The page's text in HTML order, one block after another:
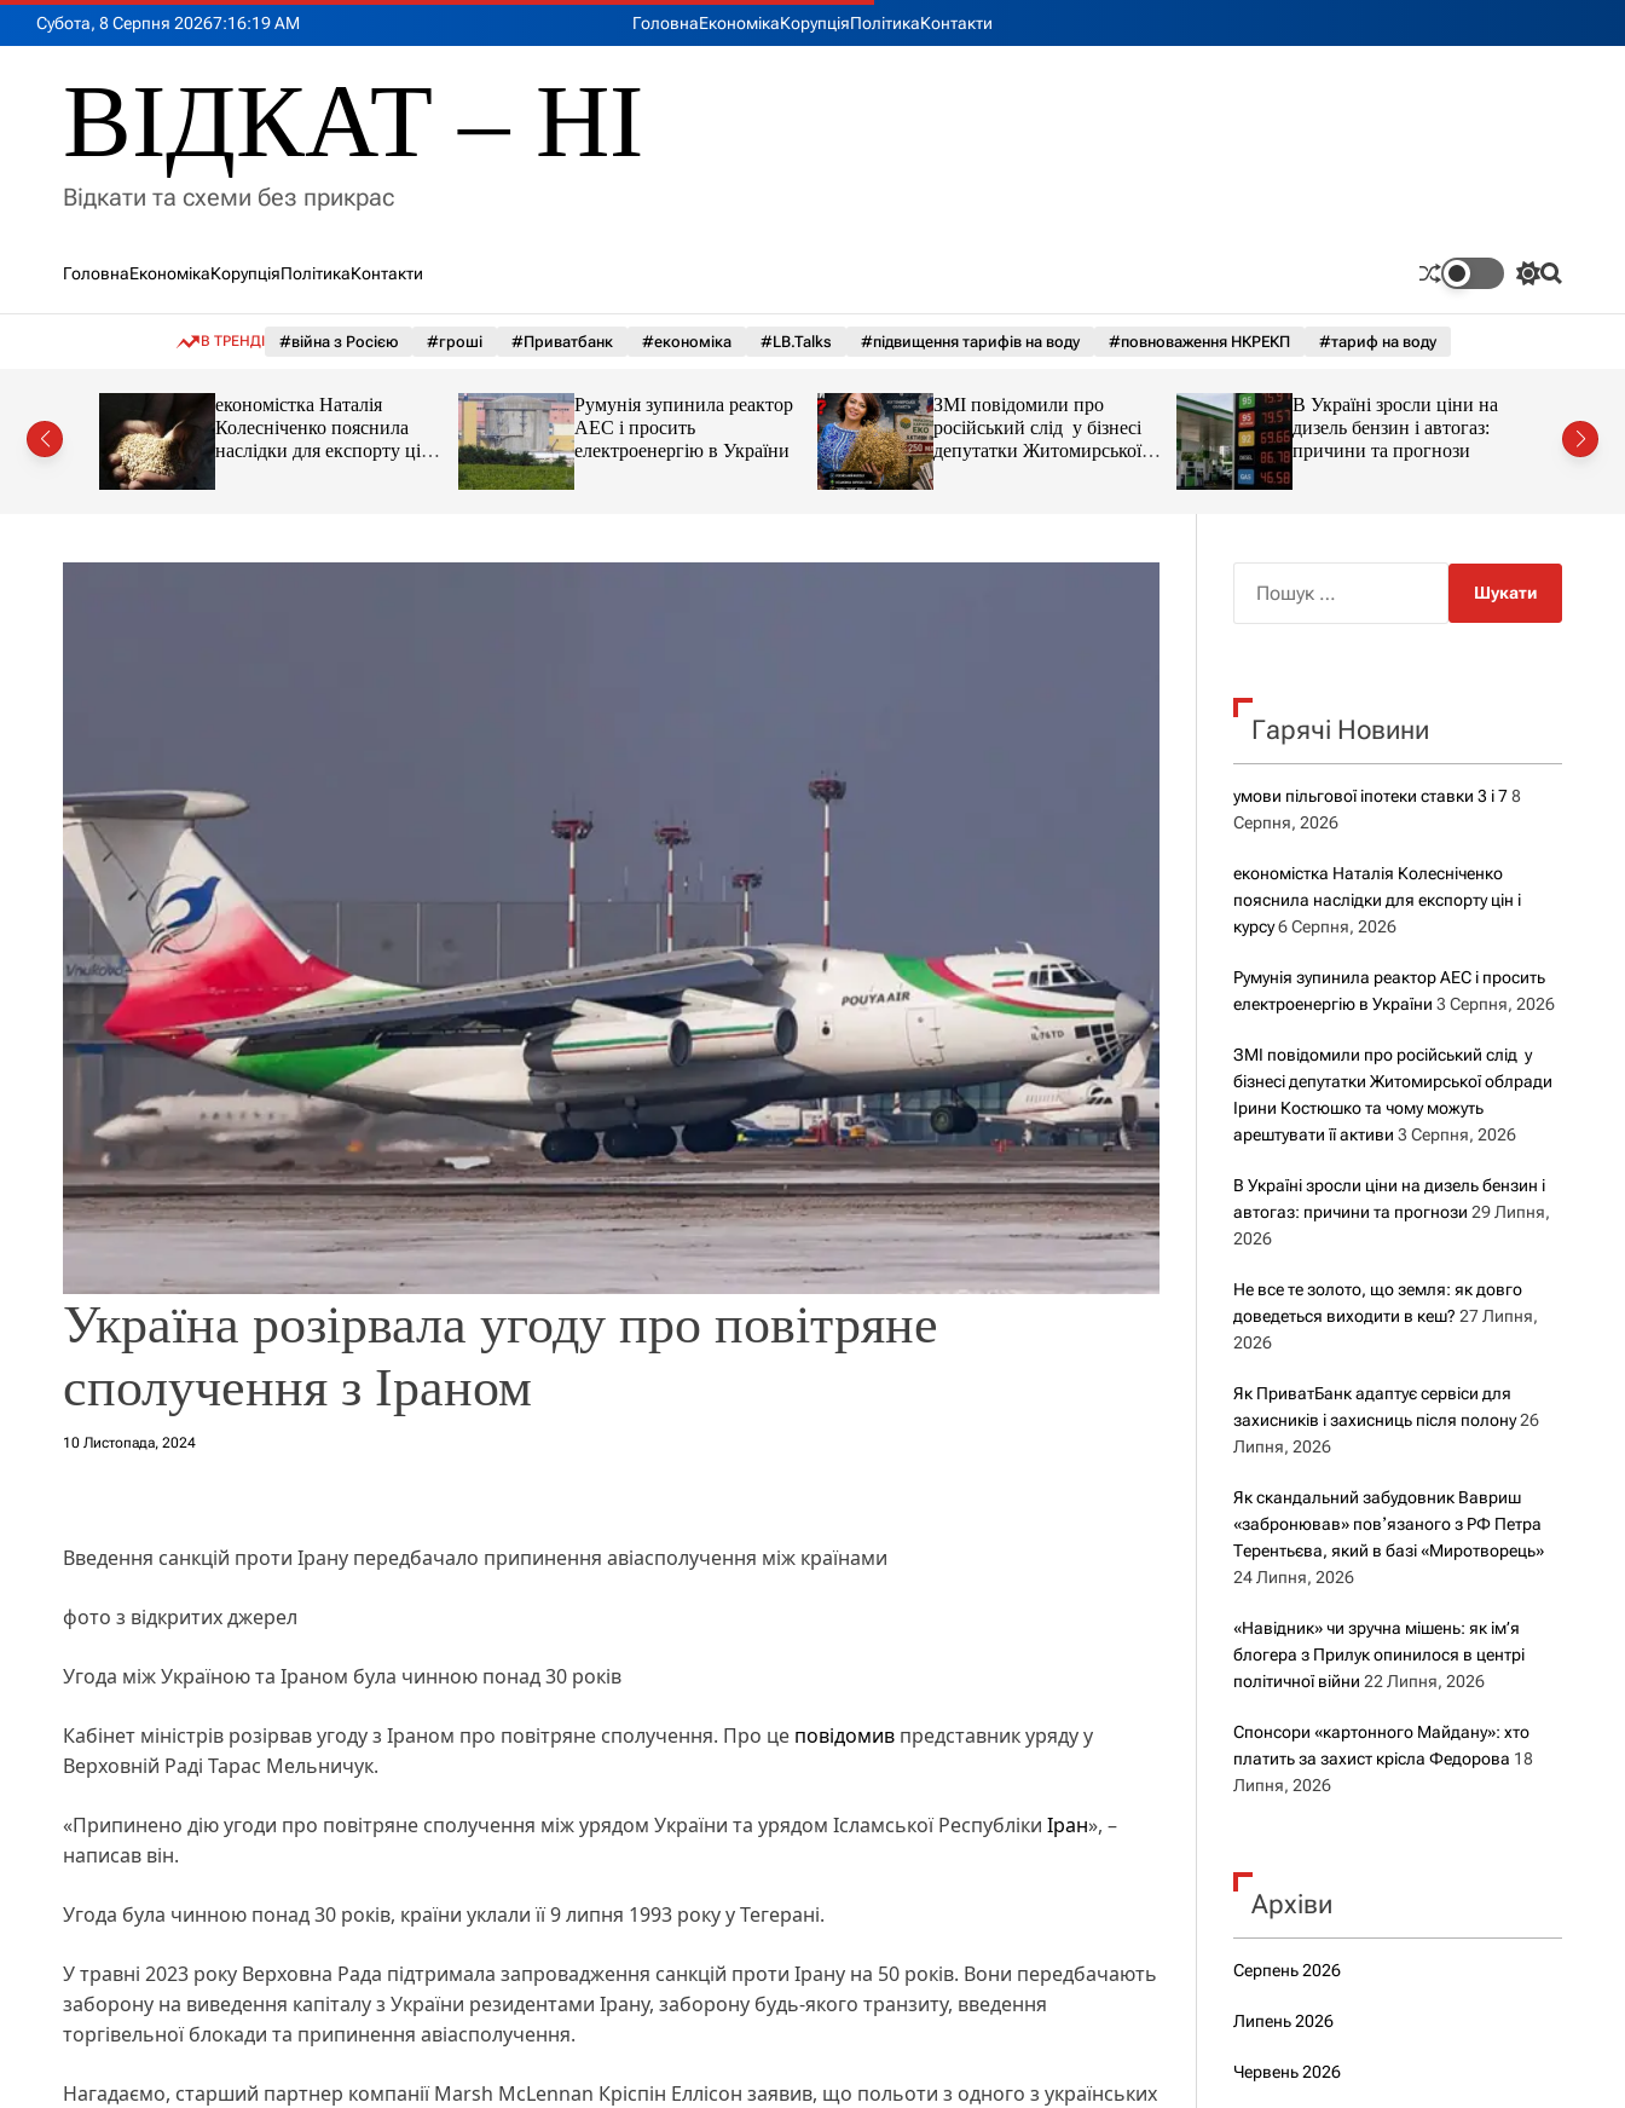
Субота, 8 Серпня 20267:16:20AM ГоловнаЕкономікаКорупціяПолітикаКонтакти
ВІДКАТ – НІ
Відкати та схеми без прикрас
ГоловнаЕкономікаКорупціяПолітикаКонтакти
П
к
р
о
у
П
В ТРЕНДІ #війна з Росією #гроші #Приватбанк #економіка #LB.Talks #підвищення тарифів на воду #повноваження НКРЕКП #тариф на воду
економістка Наталія
Колесніченко пояснила
наслідки для експорту цін і
Румунія зупинила реактор
АЕС і просить
електроенергію в України
ЗМІ повідомили про
російський слід у бізнесі
депутатки Житомирської
облради Ірини Костюшко
та чому можуть арештувати
В Україні зросли ціни на
дизель бензин і автогаз:
причини та прогнози
Україна розірвала угоду про повітряне
сполучення з Іраном
10 Листопада, 2024
Введення санкцій проти Ірану передбачало припинення авіасполучення між країнами
фото з відкритих джерел
Угода між Україною та Іраном була чинною понад 30 років
Кабінет міністрів розірвав угоду з Іраном про повітряне сполучення. Про це повідомив представник уряду у
Верховній Раді Тарас Мельничук.
«Припинено дію угоди про повітряне сполучення між урядом України та урядом Ісламської Республіки Іран», –
написав він.
Угода була чинною понад 30 років, країни уклали її 9 липня 1993 року у Тегерані.
У травні 2023 року Верховна Рада підтримала запровадження санкцій проти Ірану на 50 років. Вони передбачають
заборону на виведення капіталу з України резидентами Ірану, заборону будь-якого транзиту, введення
торгівельної блокади та припинення авіасполучення.
Нагадаємо, старший партнер компанії Marsh McLennan Кріспін Еллісон заявив, що польоти з одного з українських
к
Гарячі Новини
умови пільгової іпотеки ставки 3 і 7 8
Серпня, 2026
економістка Наталія Колесніченко
пояснила наслідки для експорту цін і
курсу 6 Серпня, 2026
Румунія зупинила реактор АЕС і просить
електроенергію в України 3 Серпня, 2026
ЗМІ повідомили про російський слід у
бізнесі депутатки Житомирської облради
Ірини Костюшко та чому можуть
арештувати її активи 3 Серпня, 2026
В Україні зросли ціни на дизель бензин і
автогаз: причини та прогнози 29 Липня,
2026
Не все те золото, що земля: як довго
доведеться виходити в кеш? 27 Липня,
2026
Як ПриватБанк адаптує сервіси для
захисників і захисниць після полону 26
Липня, 2026
Як скандальний забудовник Вавриш
«забронював» повʼязаного з РФ Петра
Терентьєва, який в базі «Миротворець»
24 Липня, 2026
«Навідник» чи зручна мішень: як ім’я
блогера з Прилук опинилося в центрі
політичної війни 22 Липня, 2026
Спонсори «картонного Майдану»: хто
платить за захист крісла Федорова 18
Липня, 2026
Архіви
Серпень 2026
Липень 2026
Червень 2026